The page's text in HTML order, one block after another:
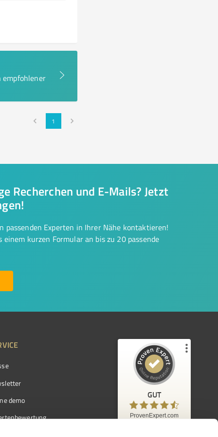
empfohlener
1
Recherchen und E-Mails? Jetzt
passenden Experten in Ihrer Nähe kontaktieren!
kurzen Formular an bis zu 20 passende
demo
GUT
ProvenExpert.com
Kundenbewertungen und Erfahrungen zu
ProvenExpert.com
97
%
Empfehlungen auf
ProvenExpert.com
4,42
/
5,00